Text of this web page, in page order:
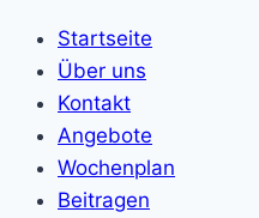
Startseite
Über uns
Kontakt
Angebote
Wochenplan
Beitragen